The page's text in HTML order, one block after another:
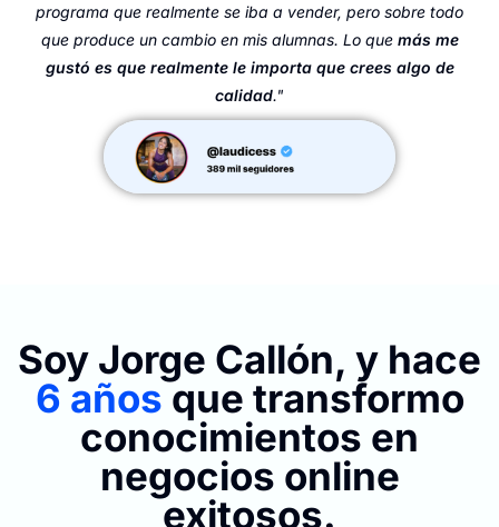
programa que realmente se iba a vender, pero sobre todo
que produce un cambio en mis alumnas. Lo que más me
gustó es que realmente le importa que crees algo de
calidad."
Soy Jorge Callón, y hace
6 añosque transformo
conocimientos en
negocios online
exitosos.